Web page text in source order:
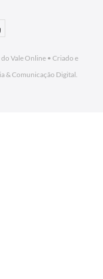
do Vale Online• Criado e
& Comunicação Digital.